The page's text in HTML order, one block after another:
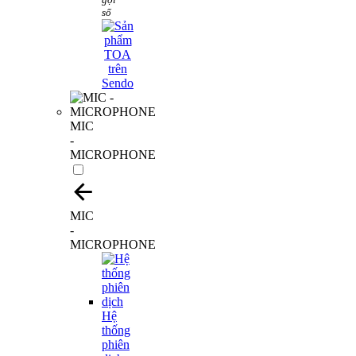
số
MIC
-
MICROPHONE
MIC
-
MICROPHONE
Hệ
thống
phiên